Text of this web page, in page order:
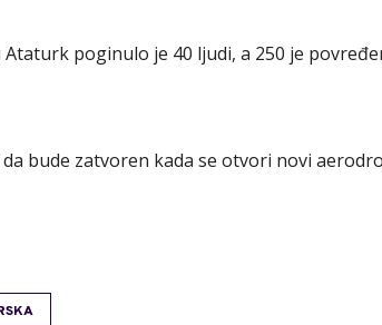
poginulo je 40 ljudi, a 250 je
bude zatvoren kada se otvori novi